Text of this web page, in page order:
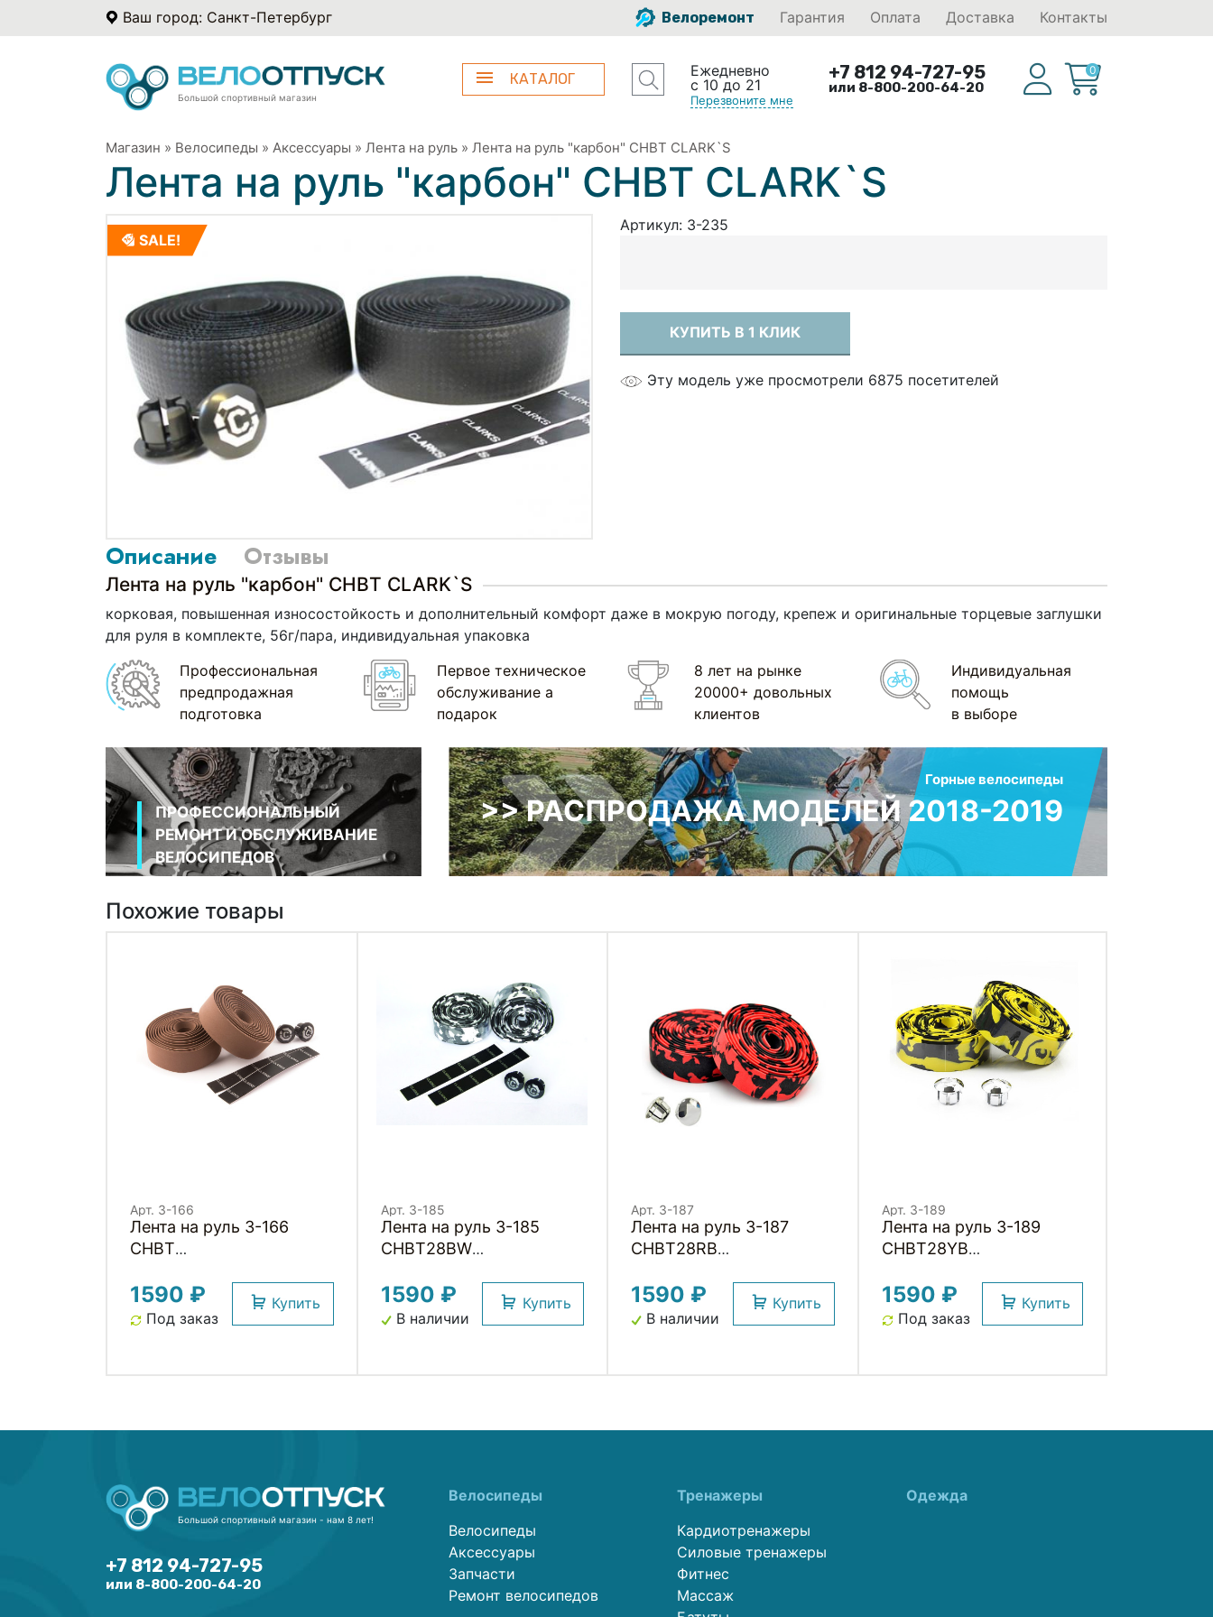
Ваш город: Санкт-Петербург Велоремонт Гарантия Оплата Доставка Контакты
Большой спортивный магазин
КАТАЛОГ
Ежедневно
с 10 до 21
Перезвоните мне
+7 812 94-727-95
или 8-800-200-64-20
0
Магазин » Велосипеды » Аксессуары » Лента на руль » Лента на руль "карбон" CHBT СLARK`S
Лента на руль "карбон" CHBT СLARK`S
SALE!
Артикул: 3-235
КУПИТЬ В 1 КЛИК
Эту модель уже просмотрели 6875 посетителей
Описание Отзывы
Лента на руль "карбон" CHBT СLARK`S
корковая, повышенная износостойкость и дополнительный комфорт даже в мокрую погоду, крепеж и оригинальные торцевые заглушки
для руля в комплекте, 56г/пара, индивидуальная упаковка
Профессиональная
предпродажная
подготовка
Первое техническое
обслуживание а
подарок
8 лет на рынке
20000+ довольных
клиентов
Индивидуальная
помощь
в выборе
ПРОФЕССИОНАЛЬНЫЙ
РЕМОНТ И ОБСЛУЖИВАНИЕ
ВЕЛОСИПЕДОВ
Горные велосипеды
>> РАСПРОДАЖА МОДЕЛЕЙ 2018-2019
Похожие товары
Арт. 3-166
Лента на руль 3-166
CHBT
на руль, толщ. 3мм,
коричневая CLARKS
1590 ₽
Под заказ
Купить
Арт. 3-185
Лента на руль 3-185
CHBT28BW
на руль, толщ. 3мм,
камуфляж черно-белый
1590 ₽
В наличии
Купить
Арт. 3-187
Лента на руль 3-187
CHBT28RB
на руль, толщ. 3мм,
камуфляж красно-
1590 ₽
В наличии
Купить
Арт. 3-189
Лента на руль 3-189
CHBT28YB
на руль, толщ. 3мм,
камуфляж желто-черная
1590 ₽
Под заказ
Купить
Большой спортивный магазин - нам 8 лет!
+7 812 94-727-95
или 8-800-200-64-20
Велосипеды
Велосипеды
Аксессуары
Запчасти
Ремонт велосипедов
Тренажеры
Кардиотренажеры
Силовые тренажеры
Фитнес
Массаж
Одежда